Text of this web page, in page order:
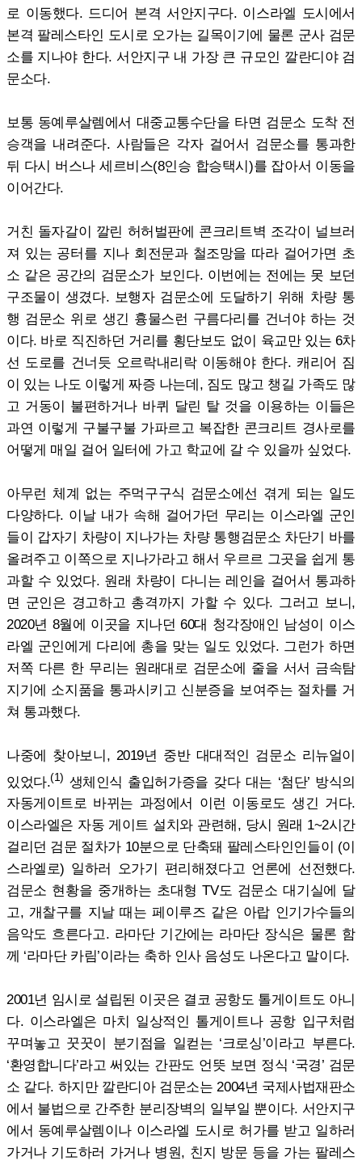
로 이동했다. 드디어 본격 서안지구다. 이스라엘 도시에서
본격 팔레스타인 도시로 오가는 길목이기에 물론 군사 검문
소를 지나야 한다. 서안지구 내 가장 큰 규모인 깔란디야 검
문소다.
보통 동예루살렘에서 대중교통수단을 타면 검문소 도착 전
승객을 내려준다. 사람들은 각자 걸어서 검문소를 통과한
뒤 다시 버스나 세르비스(8인승 합승택시)를 잡아서 이동을
이어간다.
거친 돌자갈이 깔린 허허벌판에 콘크리트벽 조각이 널브러
져 있는 공터를 지나 회전문과 철조망을 따라 걸어가면 초
소 같은 공간의 검문소가 보인다. 이번에는 전에는 못 보던
구조물이 생겼다. 보행자 검문소에 도달하기 위해 차량 통
행 검문소 위로 생긴 흉물스런 구름다리를 건너야 하는 것
이다. 바로 직진하던 거리를 횡단보도 없이 육교만 있는 6차
선 도로를 건너듯 오르락내리락 이동해야 한다. 캐리어 짐
이 있는 나도 이렇게 짜증 나는데, 짐도 많고 챙길 가족도 많
고 거동이 불편하거나 바퀴 달린 탈 것을 이용하는 이들은
과연 이렇게 구불구불 가파르고 복잡한 콘크리트 경사로를
어떻게 매일 걸어 일터에 가고 학교에 갈 수 있을까 싶었다.
아무런 체계 없는 주먹구구식 검문소에선 겪게 되는 일도
다양하다. 이날 내가 속해 걸어가던 무리는 이스라엘 군인
들이 갑자기 차량이 지나가는 차량 통행검문소 차단기 바를
올려주고 이쪽으로 지나가라고 해서 우르르 그곳을 쉽게 통
과할 수 있었다. 원래 차량이 다니는 레인을 걸어서 통과하
면 군인은 경고하고 총격까지 가할 수 있다. 그러고 보니,
2020년 8월에 이곳을 지나던 60대 청각장애인 남성이 이스
라엘 군인에게 다리에 총을 맞는 일도 있었다. 그런가 하면
저쪽 다른 한 무리는 원래대로 검문소에 줄을 서서 금속탐
지기에 소지품을 통과시키고 신분증을 보여주는 절차를 거
쳐 통과했다.
나중에 찾아보니, 2019년 중반 대대적인 검문소 리뉴얼이
있었다.(1) 생체인식 출입허가증을 갖다 대는 ‘첨단’ 방식의
자동게이트로 바뀌는 과정에서 이런 이동로도 생긴 거다.
이스라엘은 자동 게이트 설치와 관련해, 당시 원래 1~2시간
걸리던 검문 절차가 10분으로 단축돼 팔레스타인인들이 (이
스라엘로) 일하러 오가기 편리해졌다고 언론에 선전했다.
검문소 현황을 중개하는 초대형 TV도 검문소 대기실에 달
고, 개찰구를 지날 때는 페이루즈 같은 아랍 인기가수들의
음악도 흐른다고. 라마단 기간에는 라마단 장식은 물론 함
께 ‘라마단 카림’이라는 축하 인사 음성도 나온다고 말이다.
2001년 임시로 설립된 이곳은 결코 공항도 톨게이트도 아니
다. 이스라엘은 마치 일상적인 톨게이트나 공항 입구처럼
꾸며놓고 꿋꿋이 분기점을 일컫는 ‘크로싱’이라고 부른다.
‘환영합니다’라고 써있는 간판도 언뜻 보면 정식 ‘국경’ 검문
소 같다. 하지만 깔란디아 검문소는 2004년 국제사법재판소
에서 불법으로 간주한 분리장벽의 일부일 뿐이다. 서안지구
에서 동예루살렘이나 이스라엘 도시로 허가를 받고 일하러
가거나 기도하러 가거나 병원, 친지 방문 등을 가는 팔레스